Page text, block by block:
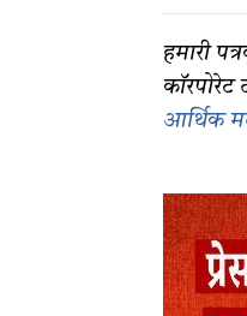
हमारी
आर्थिक